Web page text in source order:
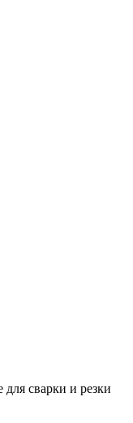
сварки и резки